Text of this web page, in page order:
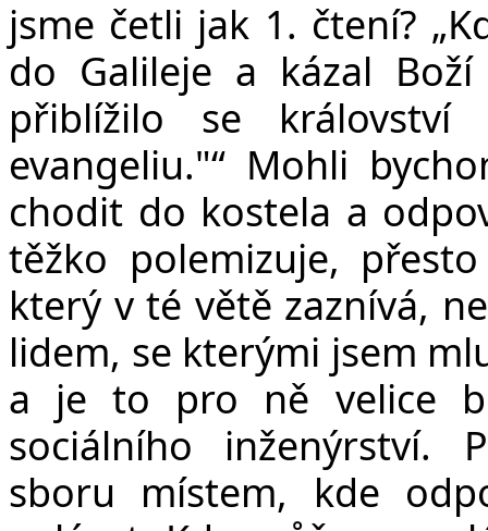
jsme četli jak 1. čtení?
do Galileje a kázal
přiblížilo se
evangeliu."“ Mohli
chodit do kostela a
těžko polemizuje,
který v té větě zaznívá,
lidem, se kterými jsem
a je to pro ně velice
sociálního inženýrství.
sboru místem, kde